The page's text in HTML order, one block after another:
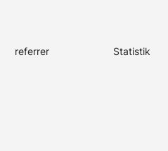
referrer Statistik